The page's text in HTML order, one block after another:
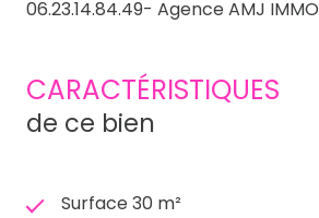
06.23.14.84.49- Agence AMJ IMMO
CARACTÉRISTIQUES
de ce bien
Surface 30 m²